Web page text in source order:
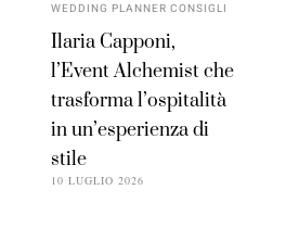
WEDDING PLANNER CONSIGLI
Ilaria Capponi,
l’Event Alchemist che
trasforma l’ospitalità
in un’esperienza di
stile
10 LUGLIO 2026